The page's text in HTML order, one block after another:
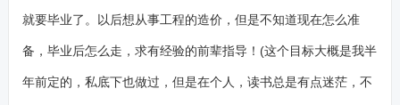
就要毕业了。以后想从事工程的造价，但是不知道现在怎么准
备，毕业后怎么走，求有经验的前辈指导！(这个目标大概是我半
年前定的，私底下也做过，但是在个人，读书总是有点迷茫，不